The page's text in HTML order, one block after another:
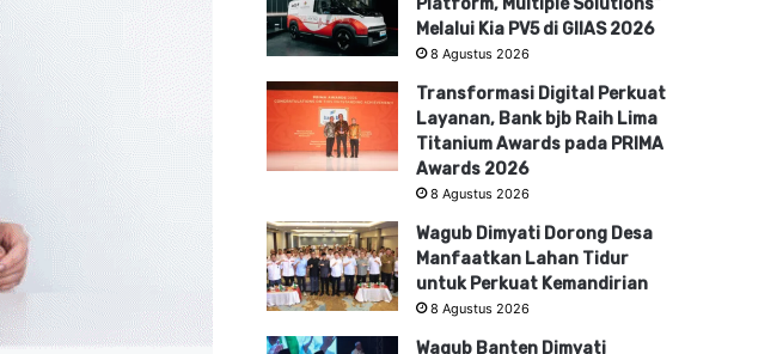
Platform, Multiple Solutions”
Melalui Kia PV5 di GIIAS 2026
8 Agustus 2026
Transformasi Digital Perkuat
Layanan, Bank bjb Raih Lima
Titanium Awards pada PRIMA
Awards 2026
8 Agustus 2026
Wagub Dimyati Dorong Desa
Manfaatkan Lahan Tidur
untuk Perkuat Kemandirian
8 Agustus 2026
Wagub Banten Dimyati